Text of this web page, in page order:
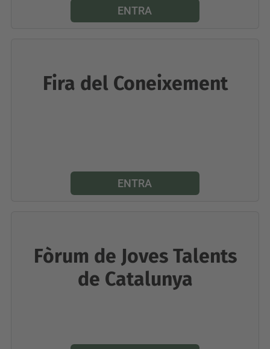
ENTRA
Fira del Coneixement
ENTRA
Fòrum de Joves Talents
de Catalunya